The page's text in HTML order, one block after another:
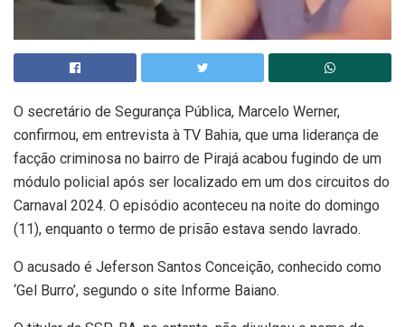
O secretário de Segurança Pública, Marcelo Werner,
confirmou, em entrevista à TV Bahia, que uma liderança de
facção criminosa no bairro de Pirajá acabou fugindo de um
módulo policial após ser localizado em um dos circuitos do
Carnaval 2024. O episódio aconteceu na noite do domingo
(11), enquanto o termo de prisão estava sendo lavrado.
O acusado é Jeferson Santos Conceição, conhecido como
‘Gel Burro’, segundo o site Informe Baiano.